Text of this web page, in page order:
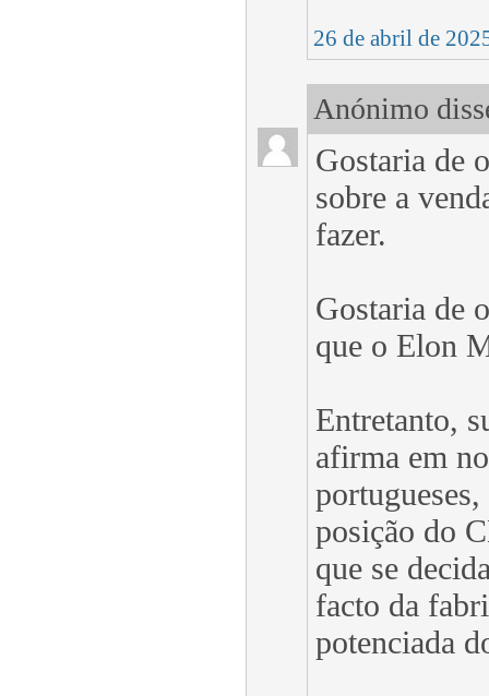
26 de abril de
Anónimo
Gostaria de
sobre a
fazer.
Gostaria de
que o Elon
Entretanto,
afirma em
posição do
que se
facto da
potenciada